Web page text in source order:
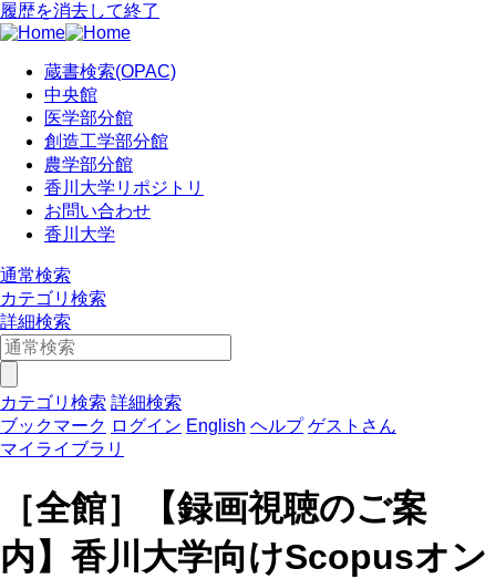
履歴を消去して終了
蔵書検索(OPAC)
中央館
医学部分館
創造工学部分館
農学部分館
香川大学リポジトリ
お問い合わせ
香川大学
通常検索
カテゴリ検索
詳細検索
カテゴリ検索 詳細検索
ブックマーク ログイン English ヘルプ ゲストさん
マイライブラリ
［全館］【録画視聴のご案
内】香川大学向けScopusオン